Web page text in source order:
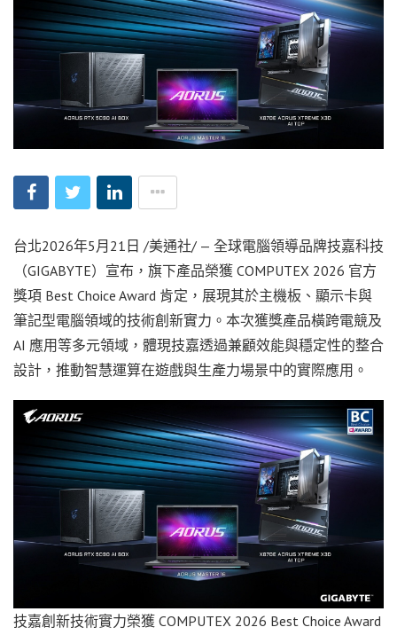
台北2026年5月21日 /美通社/ — 全球電腦領導品牌技嘉科技
（GIGABYTE）宣布，旗下產品榮獲 COMPUTEX 2026 官方
獎項 Best Choice Award 肯定，展現其於主機板、顯示卡與
筆記型電腦領域的技術創新實力。本次獲獎產品橫跨電競及
AI 應用等多元領域，體現技嘉透過兼顧效能與穩定性的整合
設計，推動智慧運算在遊戲與生產力場景中的實際應用。
技嘉創新技術實力榮獲 COMPUTEX 2026 Best Choice Award